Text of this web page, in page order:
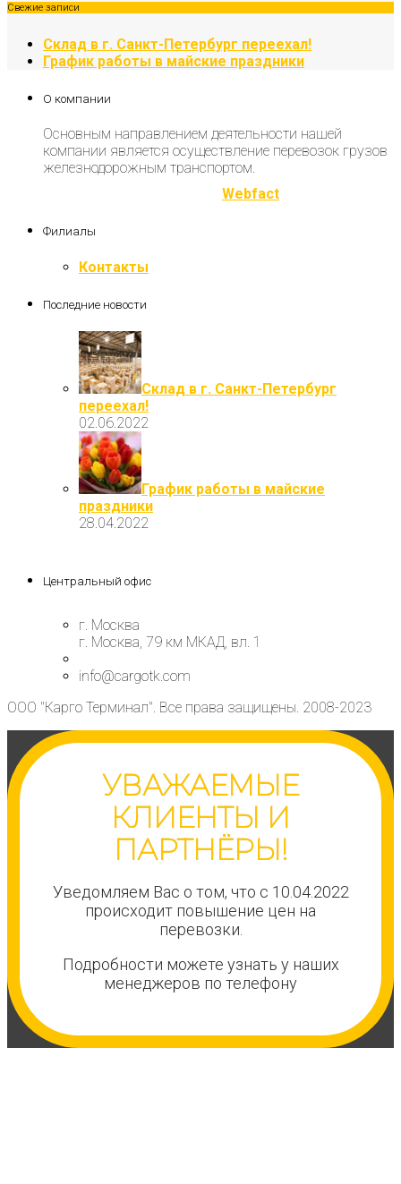
Свежие записи
Склад в г. Санкт-Петербург переехал!
График работы в майские праздники
О компании
Основным направлением деятельности нашей
компании является осуществление перевозок грузов
железнодорожным транспортом.
Webfact
Филиалы
Контакты
Последние новости
Склад в г. Санкт-Петербург
переехал!
02.06.2022
График работы в майские
праздники
28.04.2022
Центральный офис
г. Москва
г. Москва, 79 км МКАД, вл. 1
info@cargotk.com
ООО "Карго Терминал". Все права защищены. 2008-2023
УВАЖАЕМЫЕ
КЛИЕНТЫ И
ПАРТНЁРЫ!
Уведомляем Вас о том, что с 10.04.2022
происходит повышение цен на
перевозки.
Подробности можете узнать у наших
менеджеров по телефону